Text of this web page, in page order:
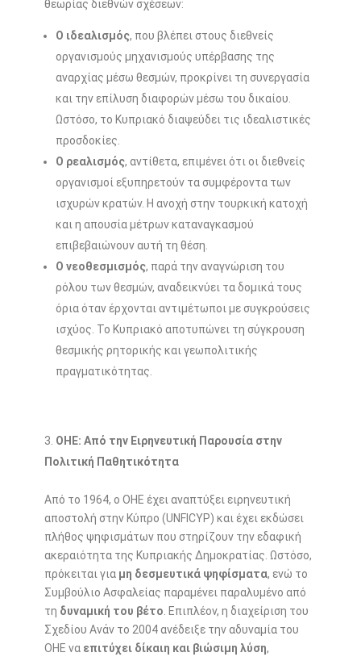
θεωρίας διεθνών σχέσεων:
Ο ιδεαλισμός, που βλέπει στους διεθνείς
οργανισμούς μηχανισμούς υπέρβασης της
αναρχίας μέσω θεσμών, προκρίνει τη συνεργασία
και την επίλυση διαφορών μέσω του δικαίου.
Ωστόσο, το Κυπριακό διαψεύδει τις ιδεαλιστικές
προσδοκίες.
Ο ρεαλισμός, αντίθετα, επιμένει ότι οι διεθνείς
οργανισμοί εξυπηρετούν τα συμφέροντα των
ισχυρών κρατών. Η ανοχή στην τουρκική κατοχή
και η απουσία μέτρων καταναγκασμού
επιβεβαιώνουν αυτή τη θέση.
Ο νεοθεσμισμός, παρά την αναγνώριση του
ρόλου των θεσμών, αναδεικνύει τα δομικά τους
όρια όταν έρχονται αντιμέτωποι με συγκρούσεις
ισχύος. Το Κυπριακό αποτυπώνει τη σύγκρουση
θεσμικής ρητορικής και γεωπολιτικής
πραγματικότητας.
ΟΗΕ: Από την Ειρηνευτική Παρουσία στην
Πολιτική Παθητικότητα
Από το 1964, ο ΟΗΕ έχει αναπτύξει ειρηνευτική
αποστολή στην Κύπρο (UNFICYP) και έχει εκδώσει
πλήθος ψηφισμάτων που στηρίζουν την εδαφική
ακεραιότητα της Κυπριακής Δημοκρατίας. Ωστόσο,
πρόκειται για μη δεσμευτικά ψηφίσματα, ενώ το
Συμβούλιο Ασφαλείας παραμένει παραλυμένο από
τη δυναμική του βέτο . Επιπλέον, η διαχείριση του
Σχεδίου Ανάν το 2004 ανέδειξε την αδυναμία του
ΟΗΕ να επιτύχει δίκαιη και βιώσιμη λύση,